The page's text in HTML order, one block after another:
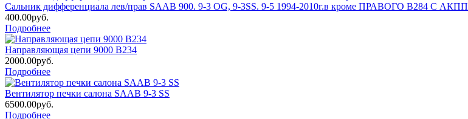
Сальник дифференциала лев/прав SAAB 900. 9-3 OG, 9-3SS. 9-5 1994-2010г.в кроме ПРАВОГО B284 С АКПП
400.00руб.
Подробнее
Направляющая цепи 9000 В234
2000.00руб.
Подробнее
Вентилятор печки салона SAAB 9-3 SS
6500.00руб.
Подробнее